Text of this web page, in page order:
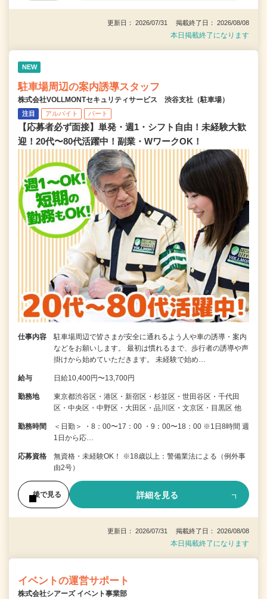
更新日： 2026/07/31 掲載終了日： 2026/08/08
本日掲載終了になります
NEW
駐車場周辺の案内誘導スタッフ
株式会社VOLLMONTセキュリティサービス 渋谷支社（駐車場）
注目 アルバイト パート
【応募者必ず面接】単発・週1・シフト自由！未経験大歓
迎！20代〜80代活躍中！副業・WワークOK！
仕事内容
駐車場周辺で皆さまが安全に通れるよう人や車の誘導・案内
などをお願いします。 最初は慣れるまで、歩行者の誘導や声
掛けから始めていただきます。 未経験で始め…
給与 日給10,400円〜13,700円
勤務地
東京都渋谷区・港区・新宿区・杉並区・世田谷区・千代田
区・中央区・中野区・大田区・品川区・文京区・目黒区 他
勤務時間
＜日勤＞ ・8：00〜17：00 ・9：00〜18：00 ※1日8時間 週
1日から応…
応募資格
無資格・未経験OK！ ※18歳以上：警備業法による（例外事
由2号）
後で見る 詳細を見る
更新日： 2026/07/31 掲載終了日： 2026/08/08
本日掲載終了になります
イベントの運営サポート
株式会社シアーズ イベント事業部